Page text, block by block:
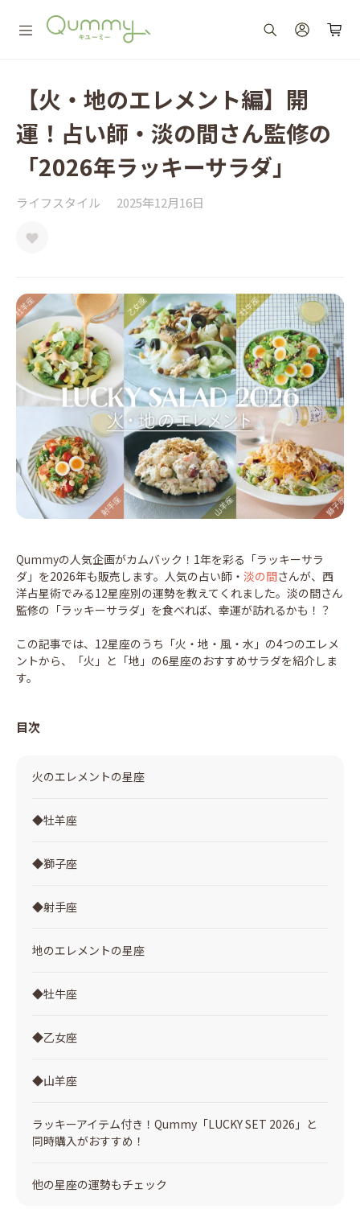
【火・地のエレメント編】開
運！占い師・淡の間さん監修の
「2026年ラッキーサラダ」
ライフスタイル 2025年12月16日
Qummyの人気企画がカムバック！1年を彩る「ラッキーサラ
ダ」を2026年も販売します。人気の占い師・ 淡の間さんが、西
洋占星術でみる12星座別の運勢を教えてくれました。淡の間さん
監修の「ラッキーサラダ」を食べれば、幸運が訪れるかも！？
この記事では、12星座のうち「火・地・風・水」の4つのエレメ
ントから、「火」と「地」の6星座のおすすめサラダを紹介しま
す。
目次
火のエレメントの星座
◆牡羊座
◆獅子座
◆射手座
地のエレメントの星座
◆牡牛座
◆乙女座
◆山羊座
ラッキーアイテム付き！Qummy「LUCKY SET 2026」と
同時購入がおすすめ！
他の星座の運勢もチェック